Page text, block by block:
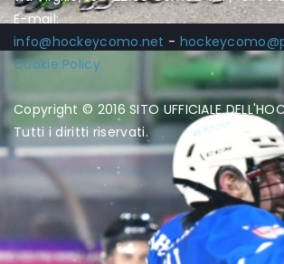
E-mail:
info@hockeycomo.net -
Cookie Policy
Copyright © 2016 SITO UFFICIALE
Tutti i diritti riservati.